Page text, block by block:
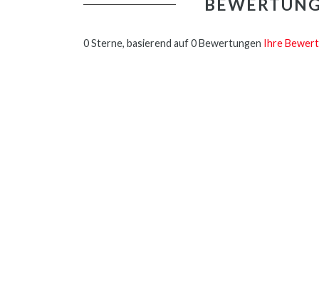
0 Sterne, basierend auf 0 Bewertungen Ihre